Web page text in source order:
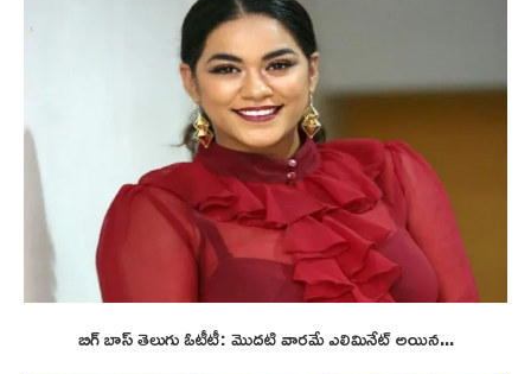
బిగ్ బాస్ తెలుగు ఓటీటీ: మొదటి వారమే ఎలిమినేట్ అయిన...